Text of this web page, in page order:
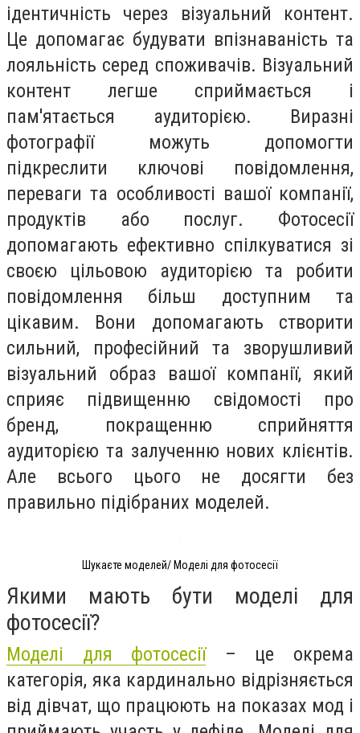
ідентичність через візуальний контент.
Це допомагає будувати впізнаваність та
лояльність серед споживачів. Візуальний
контент легше сприймається і
пам'ятається аудиторією. Виразні
фотографії можуть допомогти
підкреслити ключові повідомлення,
переваги та особливості вашої компанії,
продуктів або послуг. Фотосесії
допомагають ефективно спілкуватися зі
своєю цільовою аудиторією та робити
повідомлення більш доступним та
цікавим. Вони допомагають створити
сильний, професійний та зворушливий
візуальний образ вашої компанії, який
сприяє підвищенню свідомості про
бренд, покращенню сприйняття
аудиторією та залученню нових клієнтів.
Але всього цього не досягти без
правильно підібраних моделей.
Шукаєте моделей/ Моделі для фотосесії
Якими мають бути моделі для
фотосесії?
Моделі для фотосесії– це окрема
категорія, яка кардинально відрізняється
від дівчат, що працюють на показах мод і